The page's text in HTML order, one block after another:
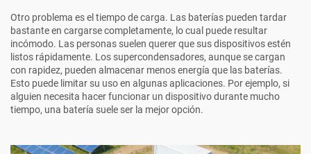
Otro problema es el tiempo de carga. Las baterías pueden tardar
bastante en cargarse completamente, lo cual puede resultar
incómodo. Las personas suelen querer que sus dispositivos estén
listos rápidamente. Los supercondensadores, aunque se cargan
con rapidez, pueden almacenar menos energía que las baterías.
Esto puede limitar su uso en algunas aplicaciones. Por ejemplo, si
alguien necesita hacer funcionar un dispositivo durante mucho
tiempo, una batería suele ser la mejor opción.